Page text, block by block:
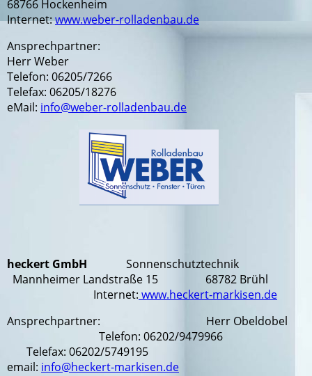
68766 Hockenheim
Internet:www.weber-rolladenbau.de
Ansprechpartner:
Herr Weber
Telefon: 06205/7266
Telefax: 06205/18276
eMail: info@weber-rolladenbau.de
heckert GmbH
Sonnenschutztechnik
Mannheimer Landstraße 15 68782 Brühl
Internet: www.heckert-markisen.de
Ansprechpartner: Herr Obeldobel
Telefon: 06202/9479966
Telefax: 06202/5749195
email: info@heckert-markisen.de